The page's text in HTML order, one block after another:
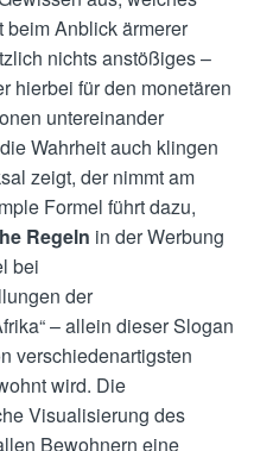
Anblick ärmerer
nichts anstößiges –
hierbei für den monetären
untereinander
Wahrheit auch klingen
zeigt, der nimmt am
Formel führt dazu,
Regeln in der Werbung
bei
der
– allein dieser Slogan
verschiedenartigsten
wird. Die
Visualisierung des
Bewohnern eine